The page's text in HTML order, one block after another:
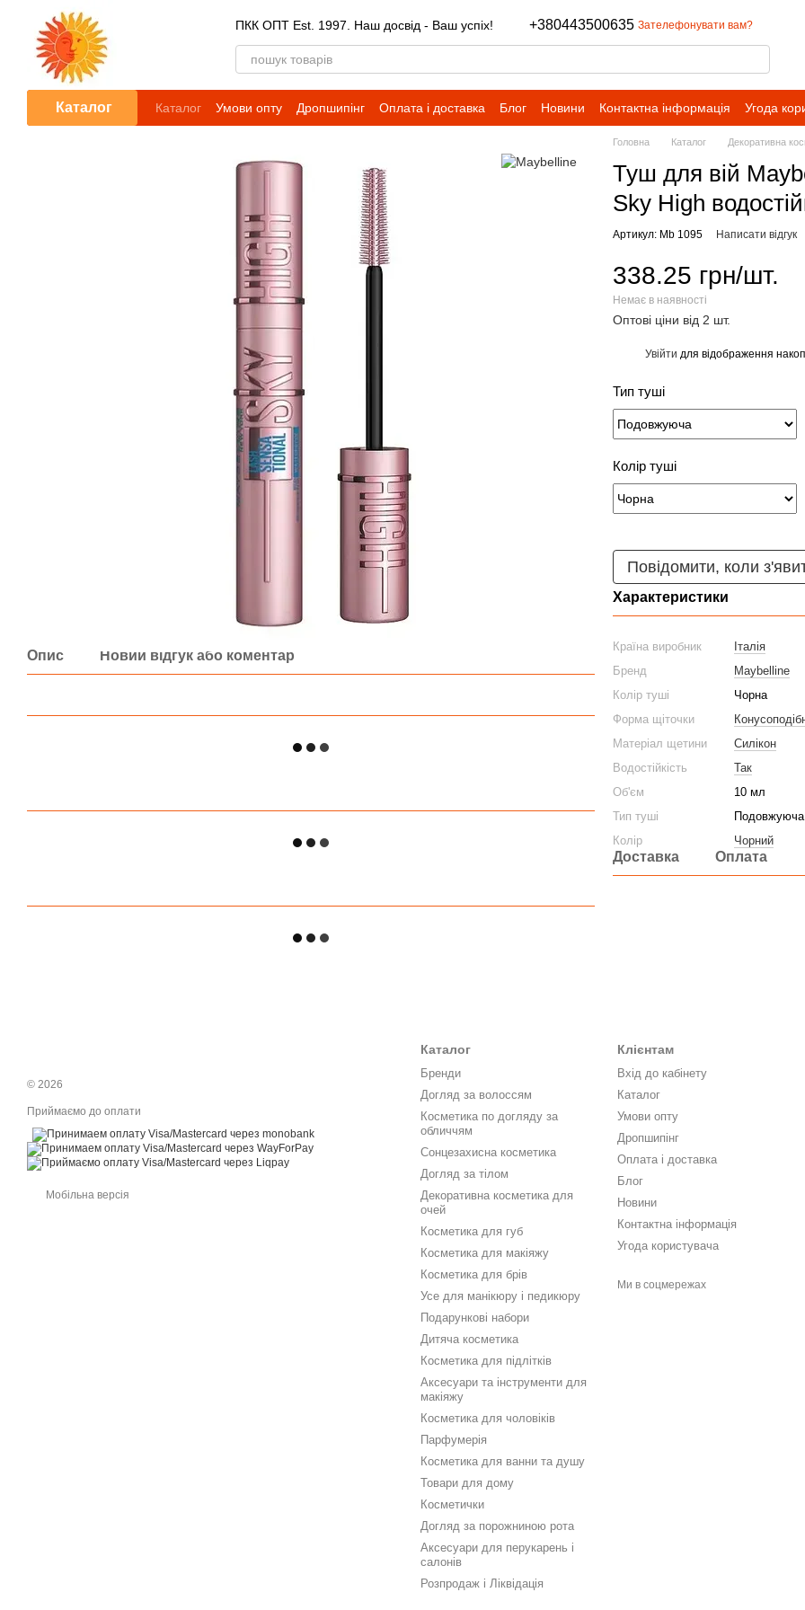
Перейти до основного контенту
ПКК ОПТ Est. 1997. Наш досвід - Ваш успіх!
+380443500635 Зателефонувати вам?
Каталог Каталог Умови опту Дропшипінг Оплата і доставка Блог Новини Контактна інформація Угода
Опис Новий відгук або коментар
Головна Каталог Декоративна
Туш для вій
Sky High
Артикул: Mb 1095 Написати відгук
338.25 грн/шт.
Немає в наявності
Оптові ціни від 2 шт.
Увійти для відображення
Тип туші
Колір туші
Повідомити, коли
Характеристики
Країна виробник
Італія
Бренд
Maybelline
Колір туші
Чорна
Форма щіточки
Матеріал щетини
Силікон
Водостійкість
Так
Об'єм
10 мл
Тип туші
Подовжуюча
Колір
Чорний
Доставка Оплата
© 2026
Приймаємо до оплати
Мобільна версія
Каталог
Бренди
Догляд за волоссям
Косметика по догляду за
обличчям
Сонцезахисна косметика
Догляд за тілом
Декоративна косметика для
очей
Косметика для губ
Косметика для макіяжу
Косметика для брів
Усе для манікюру і педикюру
Подарункові набори
Дитяча косметика
Косметика для підлітків
Аксесуари та інструменти для
макіяжу
Косметика для чоловіків
Парфумерія
Косметика для ванни та душу
Товари для дому
Косметички
Догляд за порожниною рота
Аксесуари для перукарень і
салонів
Розпродаж і Ліквідація
Клієнтам
Вхід до кабінету
Каталог
Умови опту
Дропшипінг
Оплата і доставка
Блог
Новини
Контактна інформація
Угода користувача
Ми в соцмережах